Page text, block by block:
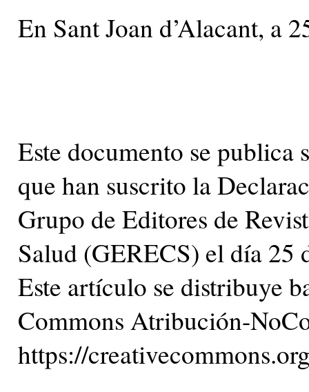
En Sant Joan d’Alacant, a
Este documento se publica
que han suscrito la
Grupo de Editores de
Salud (GERECS) el día 25
Este artículo se distribuye
Commons Atribución-
https://